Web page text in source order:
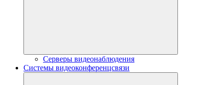
Серверы видеонаблюдения
Системы видеоконференцсвязи